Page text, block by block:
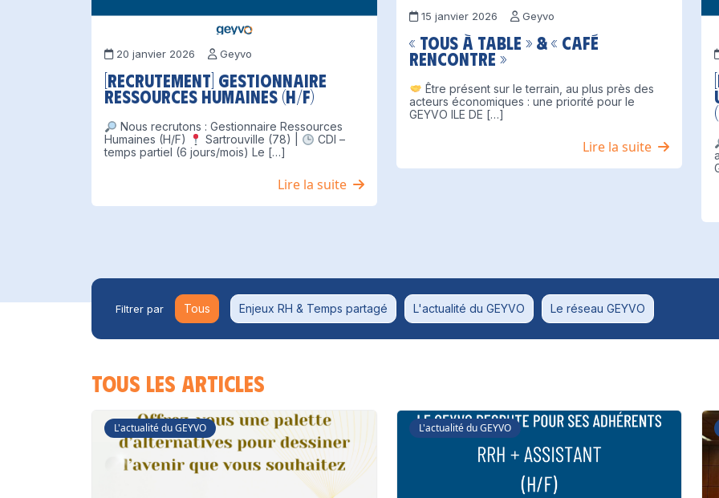
20 janvier 2026 Geyvo
[Recrutement] Gestionnaire
Ressources Humaines (H/F)
Nous recrutons : Gestionnaire Ressources
Humaines (H/F)
Sartrouville (78) |
CDI –
temps partiel (6 jours/mois) Le […]
Lire la suite
15 janvier 2026 Geyvo
« Tous à table » & « Café
Rencontre »
Être présent sur le terrain, au plus près des
acteurs économiques : une priorité pour le
GEYVO ILE DE […]
Lire la suite
Filtrer par Tous Enjeux RH & Temps partagé L'actualité du GEYVO Le réseau GEYVO
Tous les articles
L'actualité du GEYVO L'actualité du GEYVO